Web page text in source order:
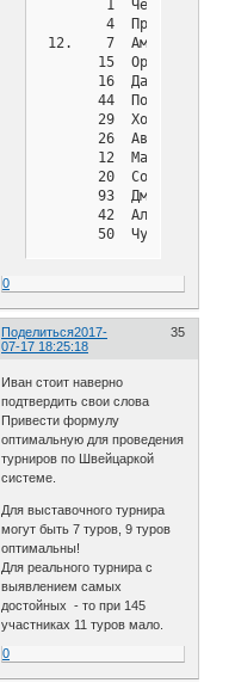
0
Поделиться 35
2017-
07-17 18:25:18
Иван стоит наверно
подтвердить свои слова
Привести формулу
оптимальную для проведения
турниров по Швейцаркой
системе.
Для выставочного турнира
могут быть 7 туров, 9 туров
оптимальны!
Для реального турнира с
выявлением самых
достойных - то при 145
участниках 11 туров мало.
0